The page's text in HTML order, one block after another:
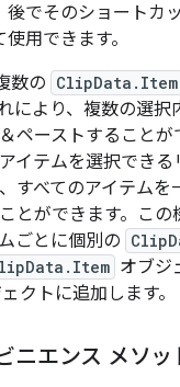
後でそのショートカ
用できます。
数の ClipData.Item
により、複数の選択
ペーストすることが
イテムを選択できる
すべてのアイテムを
とができます。この
ごとに個別の
オブジ
クトに追加します。
ニエンス メソッ